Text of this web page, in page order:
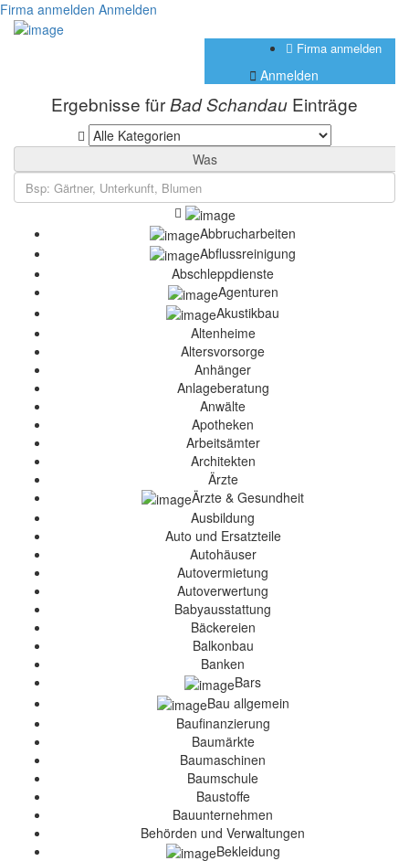
Firma anmelden Anmelden
Firma anmelden
Anmelden
Ergebnisse fürBad Schandau Einträge
Was
Abbrucharbeiten
Abflussreinigung
Abschleppdienste
Agenturen
Akustikbau
Altenheime
Altersvorsorge
Anhänger
Anlageberatung
Anwälte
Apotheken
Arbeitsämter
Architekten
Ärzte
Ärzte & Gesundheit
Ausbildung
Auto und Ersatzteile
Autohäuser
Autovermietung
Autoverwertung
Babyausstattung
Bäckereien
Balkonbau
Banken
Bars
Bau allgemein
Baufinanzierung
Baumärkte
Baumaschinen
Baumschule
Baustoffe
Bauunternehmen
Behörden und Verwaltungen
Bekleidung